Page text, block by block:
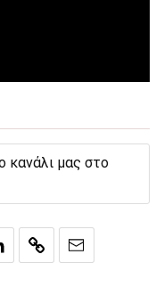
κανάλι μας στο